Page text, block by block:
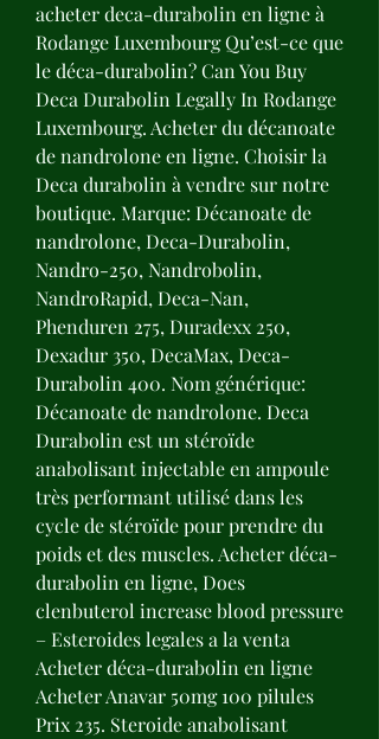
acheter deca-durabolin en ligne à
Rodange Luxembourg Qu’est-ce que
le déca-durabolin? Can You Buy
Deca Durabolin Legally In Rodange
Luxembourg. Acheter du décanoate
de nandrolone en ligne. Choisir la
Deca durabolin à vendre sur notre
boutique. Marque: Décanoate de
nandrolone, Deca-Durabolin,
Nandro-250, Nandrobolin,
NandroRapid, Deca-Nan,
Phenduren 275, Duradexx 250,
Dexadur 350, DecaMax, Deca-
Durabolin 400. Nom générique:
Décanoate de nandrolone. Deca
Durabolin est un stéroïde
anabolisant injectable en ampoule
très performant utilisé dans les
cycle de stéroïde pour prendre du
poids et des muscles. Acheter déca-
durabolin en ligne, Does
clenbuterol increase blood pressure
– Esteroides legales a la venta
Acheter déca-durabolin en ligne
Acheter Anavar 50mg 100 pilules
Prix 235. Steroide anabolisant